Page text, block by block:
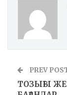
PREV
ТОЗЫҒЫ